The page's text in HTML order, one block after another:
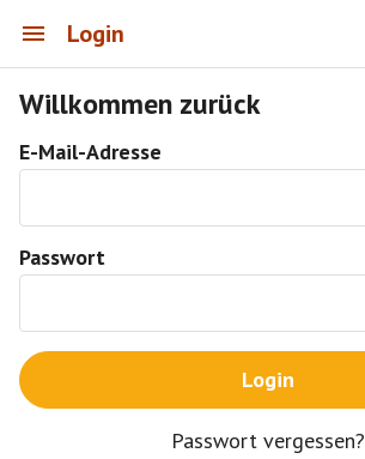
Login
Willkommen zurück
E-Mail-Adresse
Passwort
Login
Passwort vergessen?